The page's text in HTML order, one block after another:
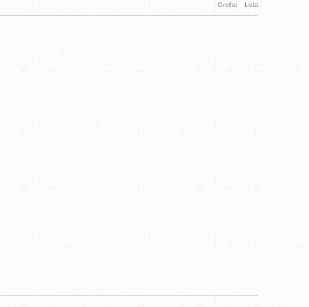
Grelha Lista